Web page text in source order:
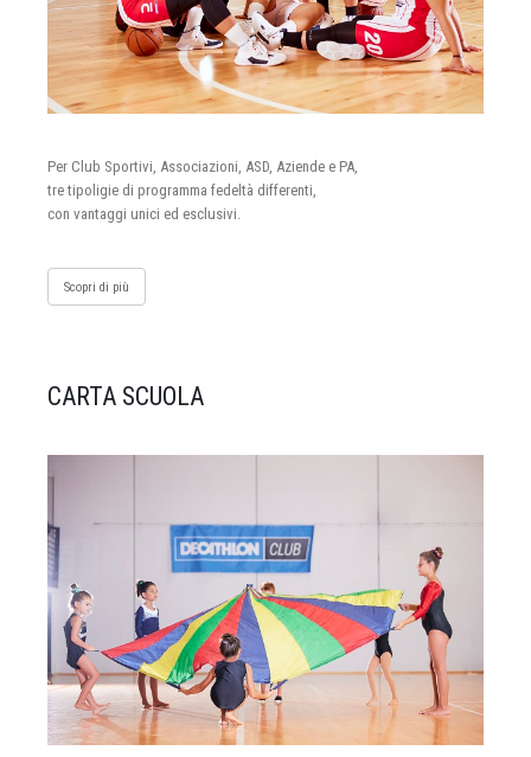
Per Club Sportivi, Associazioni, ASD, Aziende e PA,
tre tipoligie di programma fedeltà differenti,
con vantaggi unici ed esclusivi.
Scopri di più
CARTA SCUOLA